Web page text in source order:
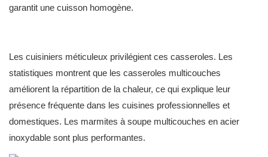
garantit une cuisson homogène.
Les cuisiniers méticuleux privilégient ces casseroles. Les
statistiques montrent que les casseroles multicouches
améliorent la répartition de la chaleur, ce qui explique leur
présence fréquente dans les cuisines professionnelles et
domestiques. Les marmites à soupe multicouches en acier
inoxydable sont plus performantes.